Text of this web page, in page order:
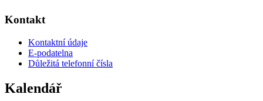
Kontakt
Kontaktní údaje
E-podatelna
Důležitá telefonní čísla
Kalendář